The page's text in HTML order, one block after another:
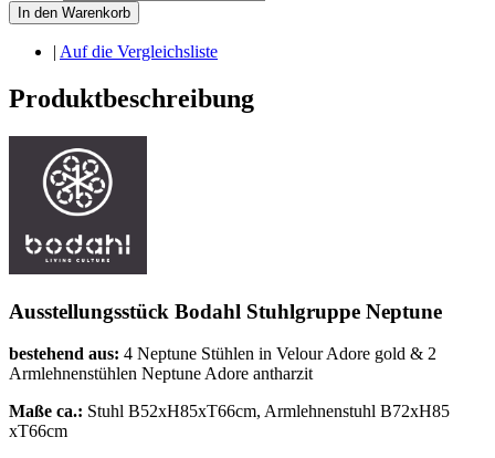
In den Warenkorb
| Auf die Vergleichsliste
Produktbeschreibung
Ausstellungsstück Bodahl Stuhlgruppe Neptune
bestehend aus: 4 Neptune Stühlen in Velour Adore gold & 2
Armlehnenstühlen Neptune Adore antharzit
Maße ca.: Stuhl B52xH85xT66cm, Armlehnenstuhl B72xH85
xT66cm